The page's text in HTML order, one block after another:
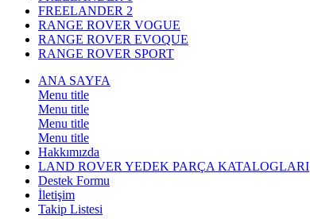
FREELANDER 2
RANGE ROVER VOGUE
RANGE ROVER EVOQUE
RANGE ROVER SPORT
ANA SAYFA
Menu title
Menu title
Menu title
Menu title
Hakkımızda
LAND ROVER YEDEK PARÇA KATALOGLARI
Destek Formu
İletişim
Takip Listesi